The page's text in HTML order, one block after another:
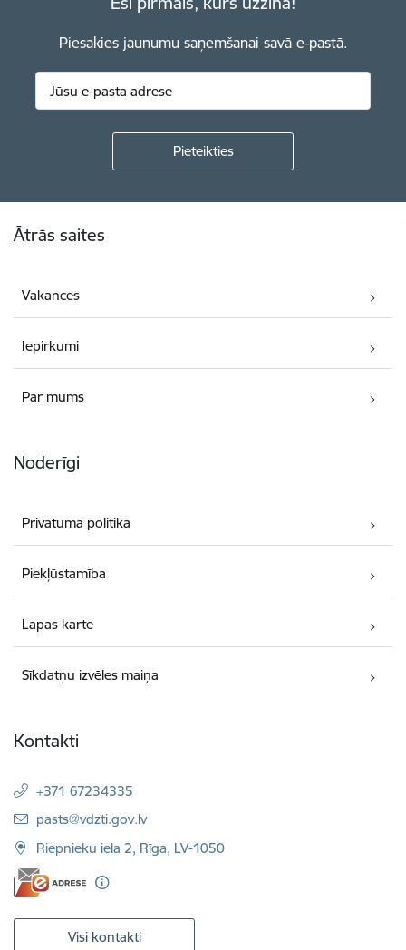
Piesakies jaunumu saņemšanai savā e-pastā.
Ātrās saites
Vakances
Iepirkumi
Par mums
Noderīgi
Privātuma politika
Piekļūstamība
Lapas karte
Sīkdatņu izvēles maiņa
Kontakti
+371 67234335
E-pasts:
pasts@vdzti.gov.lv
Riepnieku iela 2, Rīga, LV-1050
Visi kontakti